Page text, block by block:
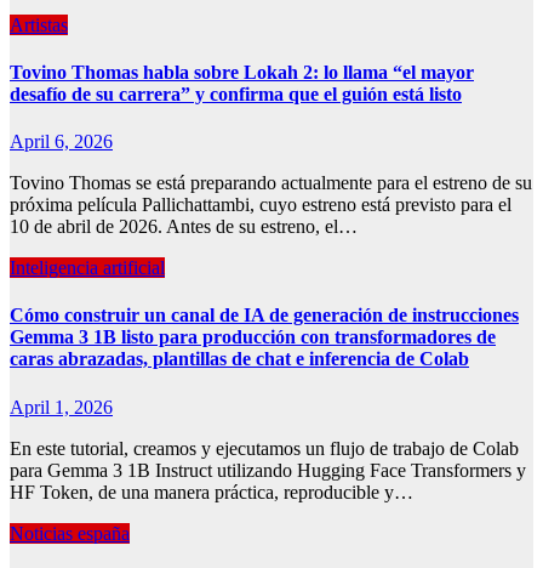
Artistas
Tovino Thomas habla sobre Lokah 2: lo llama “el mayor
desafío de su carrera” y confirma que el guión está listo
April 6, 2026
Tovino Thomas se está preparando actualmente para el estreno de su
próxima película Pallichattambi, cuyo estreno está previsto para el
10 de abril de 2026. Antes de su estreno, el…
Inteligencia artificial
Cómo construir un canal de IA de generación de instrucciones
Gemma 3 1B listo para producción con transformadores de
caras abrazadas, plantillas de chat e inferencia de Colab
April 1, 2026
En este tutorial, creamos y ejecutamos un flujo de trabajo de Colab
para Gemma 3 1B Instruct utilizando Hugging Face Transformers y
HF Token, de una manera práctica, reproducible y…
Noticias españa